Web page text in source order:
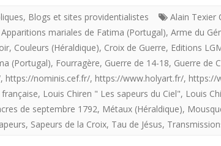
imagier
de
la
Flotte
providentialiste
offre
, Blogs et sites providentialistes
Alain Texier
Apparitions mariales de Fatima (Portugal), Arme du
, Couleurs (Héraldique), Croix de Guerre, Editions
(Portugal), Fourragère, Guerre de 14-18, Guerre de
, https://nominis.cef.fr/, https://www.holyart.fr/, https://
, Louis Chiren " Les sapeurs du Ciel", Louis
de septembre 1792, Métaux (Héraldique),
, Sapeurs de la Croix, Tau de Jésus,